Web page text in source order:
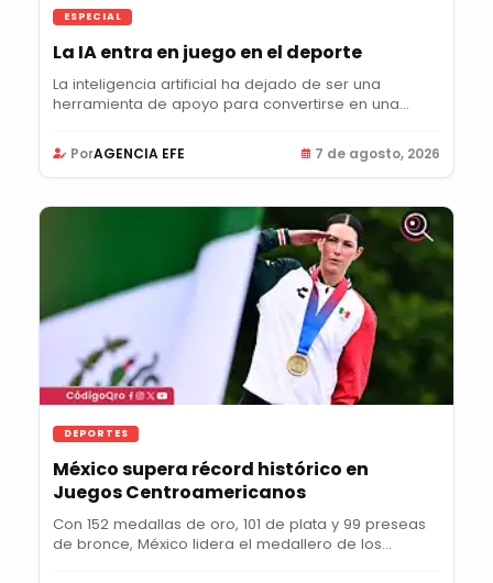
ESPECIAL
La IA entra en juego en el deporte
La inteligencia artificial ha dejado de ser una
herramienta de apoyo para convertirse en una...
PorAGENCIA EFE 7 de agosto, 2026
DEPORTES
México supera récord histórico en
Juegos Centroamericanos
Con 152 medallas de oro, 101 de plata y 99 preseas
de bronce, México lidera el medallero de los...